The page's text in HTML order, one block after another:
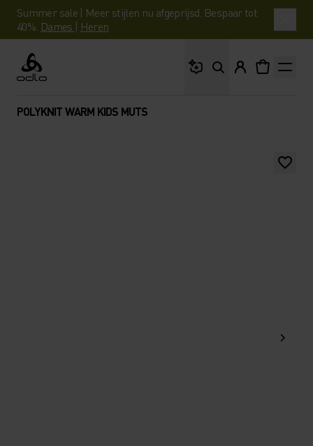
Summer sale | Meer stijlen nu afgeprijsd. Bespaar tot
40%. Dames | Heren
Odlo
POLYKNIT WARM KIDS MUTS